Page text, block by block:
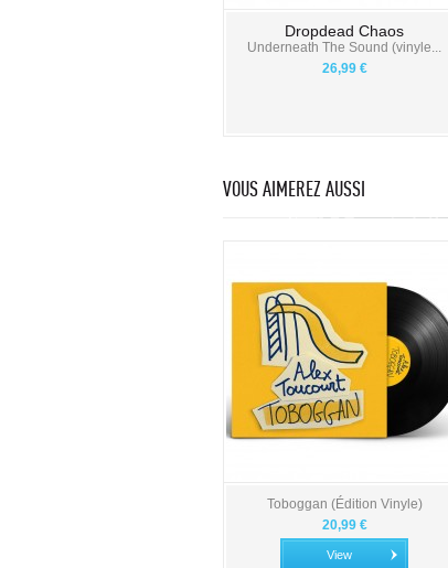
Dropdead Chaos
Underneath The Sound (vinyle...
26,99 €
VOUS AIMEREZ AUSSI
Toboggan (Édition Vinyle)
20,99 €
View